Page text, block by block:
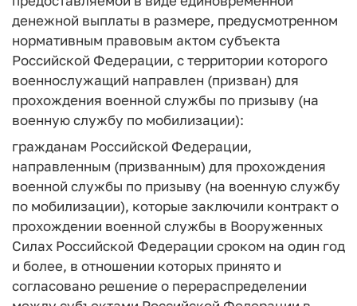
денежной выплаты в размере, предусмотренном
нормативным правовым актом субъекта
Российской Федерации, с территории которого
военнослужащий направлен (призван) для
прохождения военной службы по призыву (на
военную службу по мобилизации):
гражданам Российской Федерации,
направленным (призванным) для прохождения
военной службы по призыву (на военную службу
по мобилизации), которые заключили контракт о
прохождении военной службы в Вооруженных
Силах Российской Федерации сроком на один год
и более, в отношении которых принято и
согласовано решение о перераспределении